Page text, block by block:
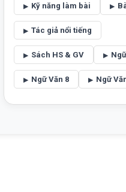
Kỹ năng làm bài
Tác giả nổi tiếng
Sách HS & GV
Ngữ Văn 8 Ngữ